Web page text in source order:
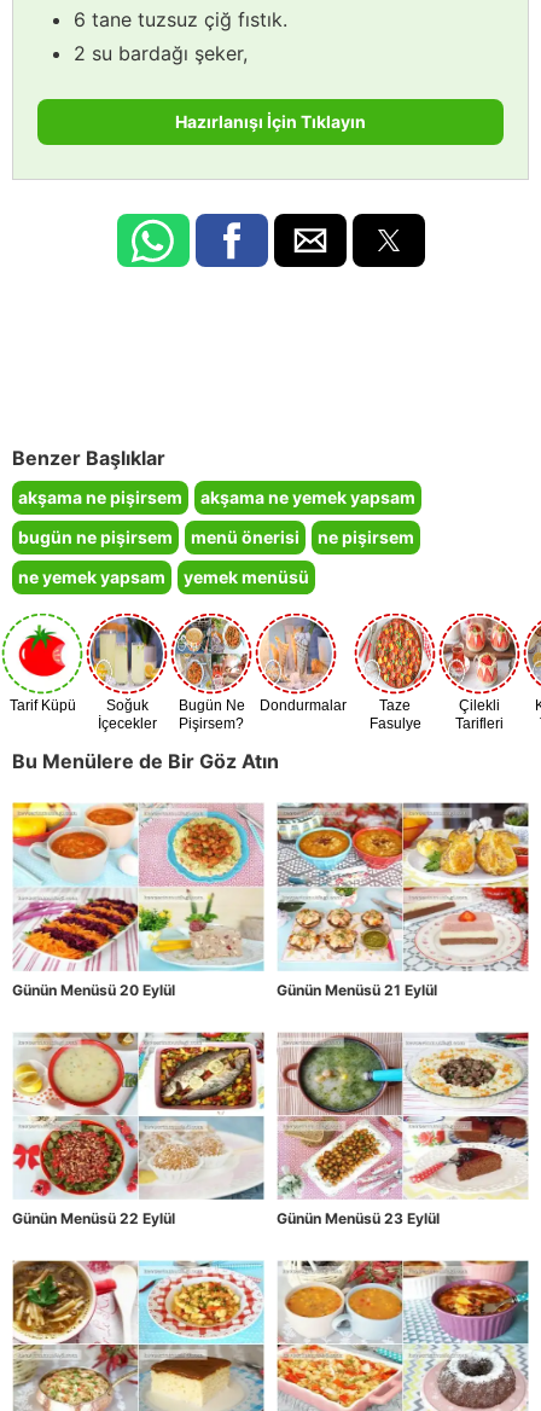
6 tane tuzsuz çiğ fıstık.
2 su bardağı şeker,
Hazırlanışı İçin Tıklayın
Benzer Başlıklar
akşama ne pişirsem
akşama ne yemek yapsam
bugün ne pişirsem
menü önerisi
ne pişirsem
ne yemek yapsam
yemek menüsü
Tarif Küpü
Soğuk
İçecekler
Bugün Ne
Pişirsem?
Dondurmalar
Taze
Fasulye
Çilekli
Tarifleri
Bu Menülere de Bir Göz Atın
Günün Menüsü 20 Eylül Günün Menüsü 21 Eylül
Günün Menüsü 22 Eylül Günün Menüsü 23 Eylül